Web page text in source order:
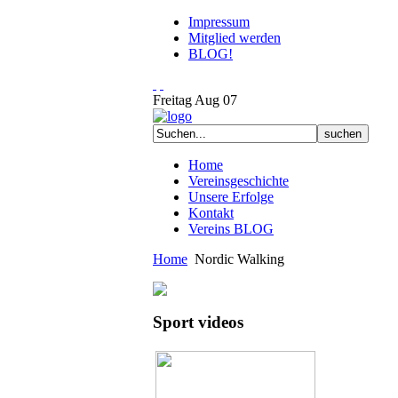
Impressum
Mitglied werden
BLOG!
Freitag Aug 07
Home
Vereinsgeschichte
Unsere Erfolge
Kontakt
Vereins BLOG
Home Nordic Walking
Sport videos